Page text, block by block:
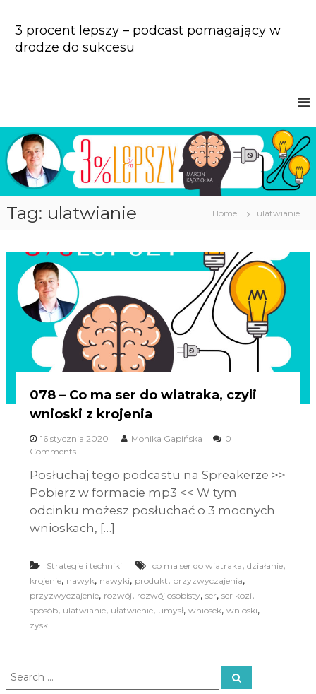
n
e
n
3 procent lepszy – podcast pomagający w
drodze do sukcesu
Tag: ulatwianie Home ulatwianie
078 – Co ma ser do wiatraka, czyli
wnioski z krojenia
16 stycznia 2020 Monika Gapińska
0
Comments
Posłuchaj tego podcastu na Spreakerze >>
Pobierz w formacie mp3 << W tym
odcinku możesz posłuchać o 3 mocnych
wnioskach, […]
Strategie i techniki co ma ser do wiatraka, działanie,
krojenie, nawyk, nawyki, produkt, przyzwyczajenia,
przyzwyczajenie, rozwój, rozwój osobisty, ser, ser kozi,
sposób, ulatwianie, ułatwienie, umysł, wniosek, wnioski,
zysk
S
e
S
e